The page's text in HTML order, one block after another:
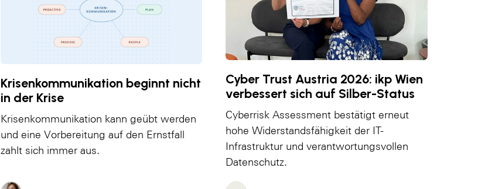
Krisenkommunikation beginnt nicht
in der Krise
Krisenkommunikation kann geübt werden
und eine Vorbereitung auf den Ernstfall
zahlt sich immer aus.
Cyber Trust Austria 2026: ikp Wien
verbessert sich auf Silber-Status
Cyberrisk Assessment bestätigt erneut
hohe Widerstandsfähigkeit der IT-
Infrastruktur und verantwortungsvollen
Datenschutz.